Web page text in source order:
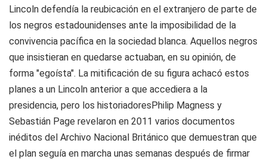
Lincoln defendía la reubicación en el extranjero de parte de
los negros estadounidenses ante la imposibilidad de la
convivencia pacífica en la sociedad blanca. Aquellos negros
que insistieran en quedarse actuaban, en su opinión, de
forma "egoísta". La mitificación de su figura achacó estos
planes a un Lincoln anterior a que accediera a la
presidencia, pero los historiadoresPhilip Magness y
Sebastián Page revelaron en 2011 varios documentos
inéditos del Archivo Nacional Británico que demuestran que
el plan seguía en marcha unas semanas después de firmar